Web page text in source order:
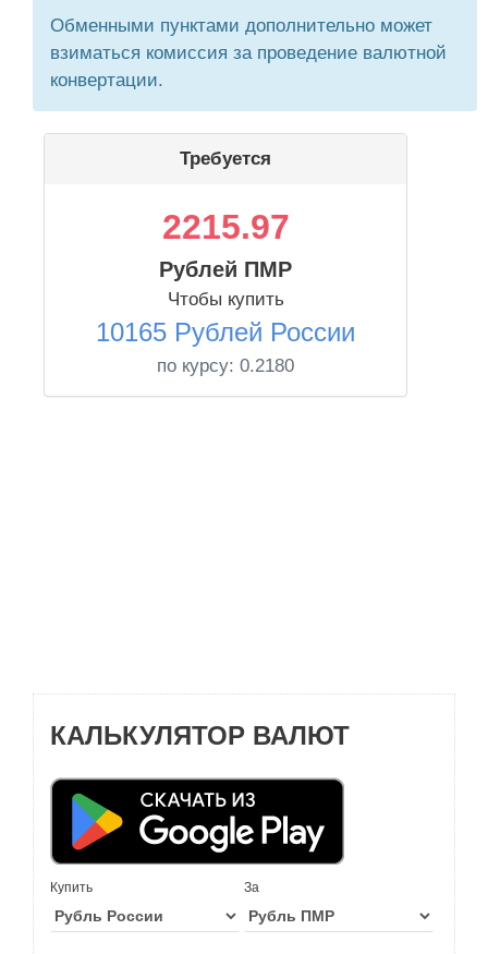
Обменными пунктами дополнительно может
взиматься комиссия за проведение валютной
конвертации.
Требуется
2215.97
Рублей ПМР
Чтобы купить
10165 Рублей России
по курсу: 0.2180
КАЛЬКУЛЯТОР ВАЛЮТ
Купить За